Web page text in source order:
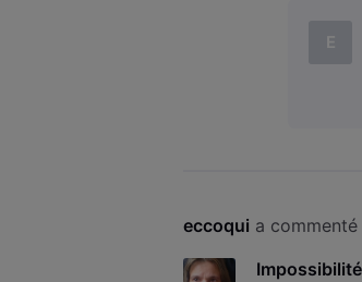
E
eccoqui a